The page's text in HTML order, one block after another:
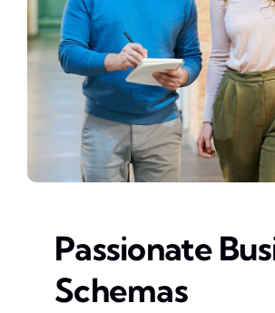
Passionate
Schemas